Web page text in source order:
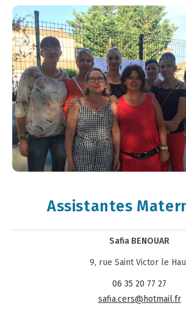
Assistantes
Safia BENOUAR
9, rue Saint Victor le
06 35 20 77 27
safia.cers@hotmail.fr